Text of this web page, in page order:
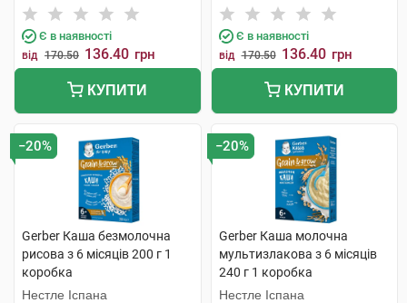
Є в наявності
від 170.50 136.40 грн
КУПИТИ
Є в наявності
від 170.50 136.40 грн
КУПИТИ
−20%
Gerber Каша безмолочна
рисова з 6 місяців 200 г 1
коробка
Нестле Іспана
−20%
Gerber Каша молочна
мультизлакова з 6 місяців
240 г 1 коробка
Нестле Іспана